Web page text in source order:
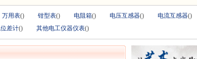
万用表() 钳型表() 电阻箱() 电压互感器() 电流互感器()
差计() 其他电工仪器仪表()